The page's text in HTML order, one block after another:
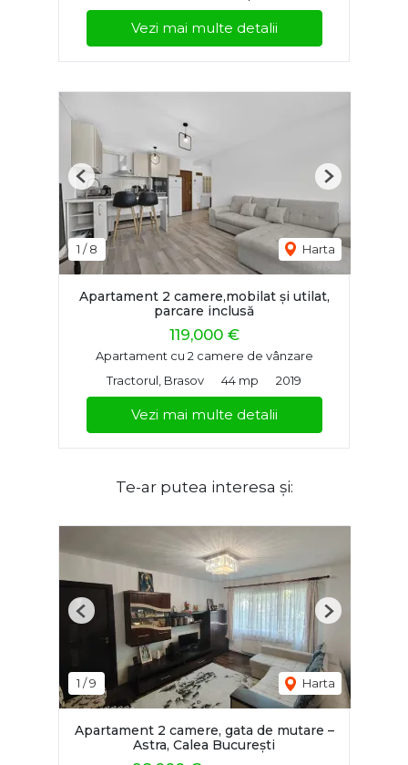
Vezi mai multe detalii
1 /8 Harta
Previous Next
Apartament 2 camere,mobilat și utilat,
parcare inclusă
119,000 €
Apartament cu 2 camere de vânzare
Tractorul, Brasov
44 mp 2019
Vezi mai multe detalii
Te-ar putea interesa și:
1 /9 Harta
Previous Next
Apartament 2 camere, gata de mutare –
Astra, Calea București